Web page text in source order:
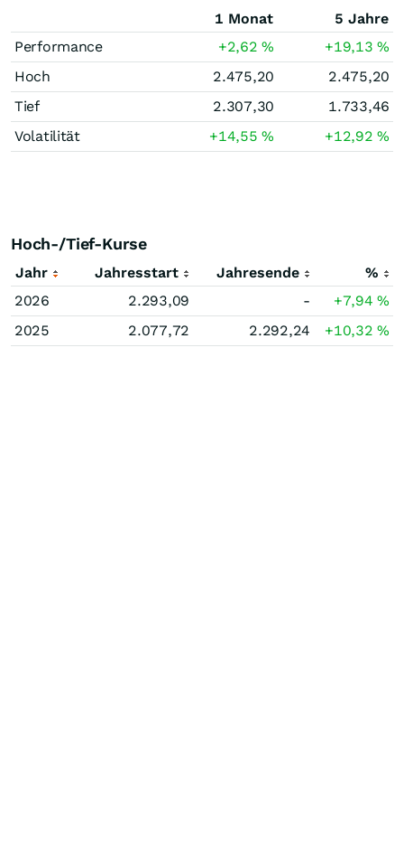
1 Monat
5 Jahre
Performance
+2,62% +19,13%
Hoch
2.475,20
2.475,20
Tief
2.307,30
1.733,46
Volatilität
+14,55% +12,92%
Hoch-/Tief-Kurse
Jahr Jahresstart Jahresende
%
2026
2.293,09 - +7,94%
2025
2.077,72 2.292,24 +10,32%